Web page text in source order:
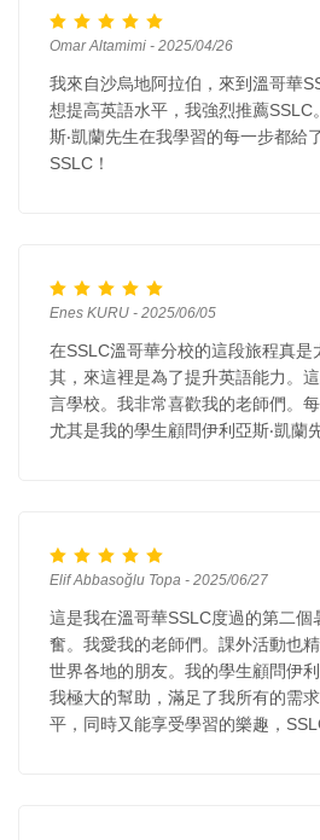
Omar Altamimi - 2025/04/26
我來自沙烏地阿拉伯，來到溫哥華
想提高英語水平，我強烈推薦SSLC
斯‧凱蘭先生在我學習的每一步都給
SSLC！
Enes KURU - 2025/06/05
在SSLC溫哥華分校的這段旅程真是
其，來這裡是為了提升英語能力。
言學校。我非常喜歡我的老師們。
尤其是我的學生顧問伊利亞斯‧凱蘭
Elif Abbasoğlu Topa - 2025/06/27
這是我在溫哥華SSLC度過的第二個
奮。我愛我的老師們。課外活動也
世界各地的朋友。我的學生顧問伊
我極大的幫助，滿足了我所有的需
平，同時又能享受學習的樂趣，